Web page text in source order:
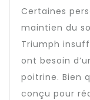
Certaines
maintien du
Triumph
ont besoin
poitrine. Bien
conçu pour